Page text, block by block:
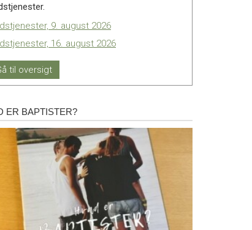
9. august 2026
16. august 2026
til oversigt
ER BAPTISTER?